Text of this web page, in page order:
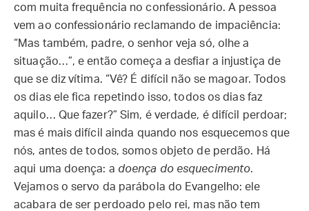
com muita frequência no confessionário. A pessoa
vem ao confessionário reclamando de impaciência:
“Mas também, padre, o senhor veja só, olhe a
situação…”, e então começa a desfiar a injustiça de
que se diz vítima. “Vê? É difícil não se magoar. Todos
os dias ele fica repetindo isso, todos os dias faz
aquilo… Que fazer?” Sim, é verdade, é difícil perdoar;
mas é mais difícil ainda quando nos esquecemos que
nós, antes de todos, somos objeto de perdão. Há
aqui uma doença: a doença do esquecimento.
Vejamos o servo da parábola do Evangelho: ele
acabara de ser perdoado pelo rei, mas não tem